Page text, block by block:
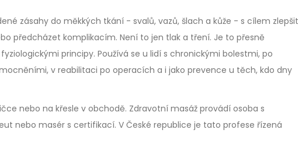
zásahy do měkkých tkání - svalů, vazů, šlach a kůže - s cílem zlepšit
předcházet komplikacím. Není to jen tlak a tření. Je to přesně
principy. Používá se u lidí s chronickými bolestmi, po
v reabilitaci po operacích a i jako prevence u těch, kdo dny
nebo na křesle v obchodě. Zdravotní masáž provádí osoba s
nebo masér s certifikací. V České republice je tato profese řízená